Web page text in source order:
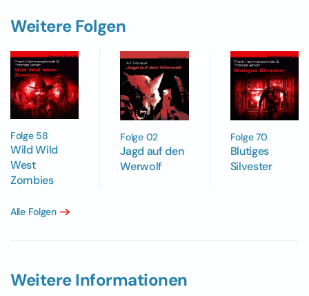
Weitere Folgen
Folge 58
Wild Wild
West
Zombies
Folge 02
Jagd auf den
Werwolf
Folge 70
Blutiges
Silvester
Alle Folgen
Weitere Informationen